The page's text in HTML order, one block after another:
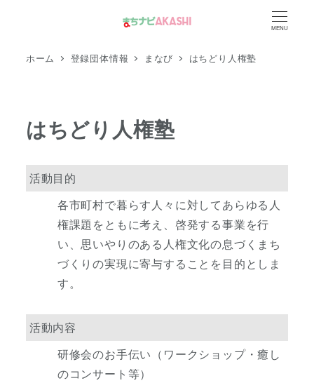
MENU
ホーム 登録団体情報 まなび はちどり人権塾
はちどり人権塾
活動目的
各市町村で暮らす人々に対してあらゆる人
権課題をともに考え、啓発する事業を行
い、思いやりのある人権文化の息づくまち
づくりの実現に寄与することを目的としま
す。
活動内容
研修会のお手伝い（ワークショップ・癒し
のコンサート等）